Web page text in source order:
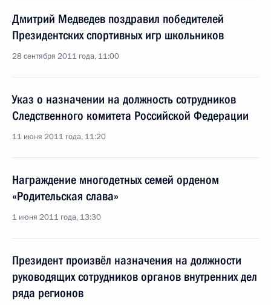
Дмитрий Медведев поздравил победителей
Президентских спортивных игр школьников
28 сентября 2011 года, 11:00
Указ о назначении на должность сотрудников
Следственного комитета Российской Федерации
11 июня 2011 года, 11:20
Награждение многодетных семей орденом
«Родительская слава»
1 июня 2011 года, 13:30
Президент произвёл назначения на должности
руководящих сотрудников органов внутренних дел
ряда регионов